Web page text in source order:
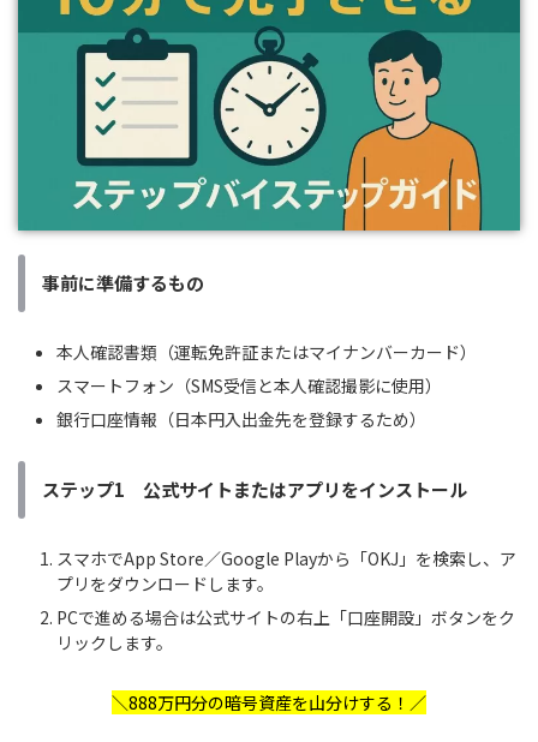
事前に準備するもの
本人確認書類（運転免許証またはマイナンバーカード）
スマートフォン（SMS受信と本人確認撮影に使用）
銀行口座情報（日本円入出金先を登録するため）
ステップ1 公式サイトまたはアプリをインストール
スマホでApp Store／Google Playから「OKJ」を検索し、ア
プリをダウンロードします。
PCで進める場合は公式サイトの右上「口座開設」ボタンをク
リックします。
＼888万円分の暗号資産を山分けする！／